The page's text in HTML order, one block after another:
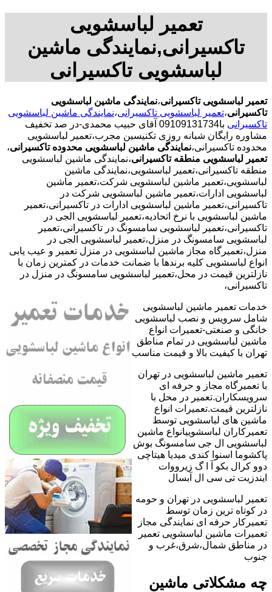
تعمیر لباسشویی
تاکسیرانی,نمایندگی ماشین
لباسشویی تاکسیرانی
تعمیر لباسشویی تاکسیرانی،نمایندگی ماشین لباسشویی
تاکسیرانی،تعمیر لباسشویی تاکسیرانی،نمایندگی ماشین لباسشویی
تاکسیرانی
با09109131734 آقای حبیب محمدی-در صد تخفیف
مشاوره رایگان شبانه روزی تکنیسین مجرب،تعمیر لباسشویی
محدوده تاکسیرانی،نمایندگی ماشین لباسشویی محدوده تاکسیرانی،
تعمیر لباسشویی منطقه تاکسیرانی،نمایندگی ماشین لباسشویی
منطقه تاکسیرانی،تعمیر لباسشویی،نمایندگی ماشین
لباسشویی،تعمیر ماشین لباسشویی شرکت،تعمیر ماشین
لباسشویی ادارات،تعمیر ماشین لباسشویی شرکت در
تاکسیرانی،تعمیر ماشین لباسشویی ادارات در تاکسیرانی،تعمیر
ماشین لباسشویی با نرخ اتحادیه،تعمیر لباسشویی الجی در
تاکسیرانی،تعمیر لباسشویی سامسونگ در تاکسیرانی،تعمیر
لباسشویی سامسونگ در منزل،تعمیر لباسشویی الجی در
منزل،تعمیرگاه مجاز ماشین لباسشویی در منزل تعمیر و عیب یابی
انواع لباسشویی کلیه برندها با ضمانت خدمات در کمترین زمان با
نازلترین قیمت در محل،تعمیر لباسشویی سامسونگ در منزل در
تاکسیرانی،
خدمات تعمیر ماشین لباسشویی
شامل سرویس و نصب لباسشویی
خانگی و صنعتی-تعمیرات انواع
ماشین لباسشویی در تمام مناطق
تهران با کیفیت بالا و قیمت مناسب
تعمیر ماشین لباسشویی در تهران
با تعمیرگاه مجاز و حرفه ای
سرویسکاران.تعمیر در محل با
نازلترین قیمت.تعمیرات انواع
ماشین های لباسشویی توسط
تعمیرکاران لباسشوییانواع ماشین
لباسشویی ال جی سامسونگ بوش
پاکشوما اسنوا کندی میدیا هیتاچی
دوو کرال بکو آ ا گ زیرووات
ایندزیت تی سی ال آبسال
تعمیر لباسشویی در تهران و حومه
در کوتاه ترین زمان توسط
تعمیرکار حرفه ای نمایندگی مجاز
تعمیرات ماشین لباسشویی تعمیر
در مناطق شمال،شرق،غرب و
جنوب
چه مشکلاتی ماشین